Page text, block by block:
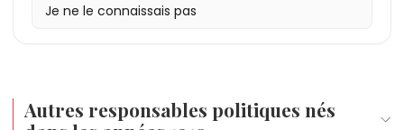
Je ne le connaissais pas
Autres responsables politiques nés